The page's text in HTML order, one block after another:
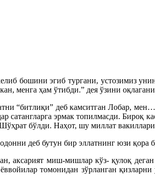
бошини эгиб тургани, устозимиз
менга ҳам ўтибди.” дея ўзини
“битлиқи” деб камситган Лобар,
эрмак топилмасди. Бироқ
бўлди. Наҳот, шу миллат
деб бутун бир эллатнинг юзи қора
аксарият миш-мишлар кўз- қулоқ
томонидан зўрланган